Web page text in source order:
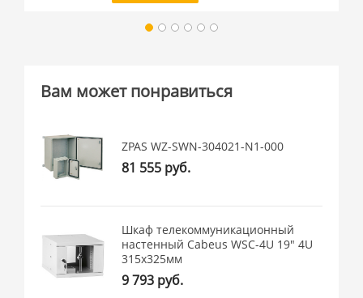
Вам может понравиться
ZPAS WZ-SWN-304021-N1-000
81 555 руб.
Шкаф телекоммуникационный
настенный Cabeus WSC-4U 19" 4U
315x325мм
9 793 руб.